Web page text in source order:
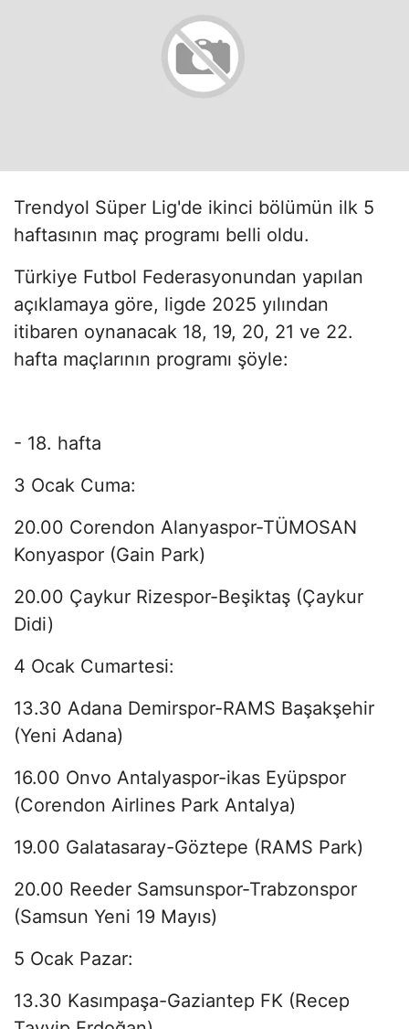
Trendyol Süper Lig'de ikinci bölümün ilk 5
haftasının maç programı belli oldu.
Türkiye Futbol Federasyonundan yapılan
açıklamaya göre, ligde 2025 yılından
itibaren oynanacak 18, 19, 20, 21 ve 22.
hafta maçlarının programı şöyle:
- 18. hafta
3 Ocak Cuma:
20.00 Corendon Alanyaspor-TÜMOSAN
Konyaspor (Gain Park)
20.00 Çaykur Rizespor-Beşiktaş (Çaykur
Didi)
4 Ocak Cumartesi:
13.30 Adana Demirspor-RAMS Başakşehir
(Yeni Adana)
16.00 Onvo Antalyaspor-ikas Eyüpspor
(Corendon Airlines Park Antalya)
19.00 Galatasaray-Göztepe (RAMS Park)
20.00 Reeder Samsunspor-Trabzonspor
(Samsun Yeni 19 Mayıs)
5 Ocak Pazar:
13.30 Kasımpaşa-Gaziantep FK (Recep